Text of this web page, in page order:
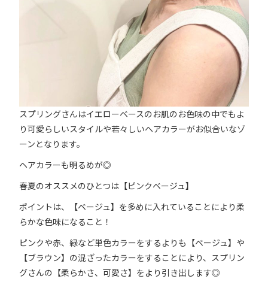
スプリングさんはイエローベースのお肌のお色味の中でもよ
り可愛らしいスタイルや若々しいヘアカラーがお似合いなゾ
ーンとなります。
ヘアカラーも明るめが◎
春夏のオススメのひとつは【ピンクベージュ】
ポイントは、【ベージュ】を多めに入れていることにより柔
らかな色味になること！
ピンクや赤、緑など単色カラーをするよりも【ベージュ】や
【ブラウン】の混ざったカラーをすることにより、スプリン
グさんの【柔らかさ、可愛さ】をより引き出します◎